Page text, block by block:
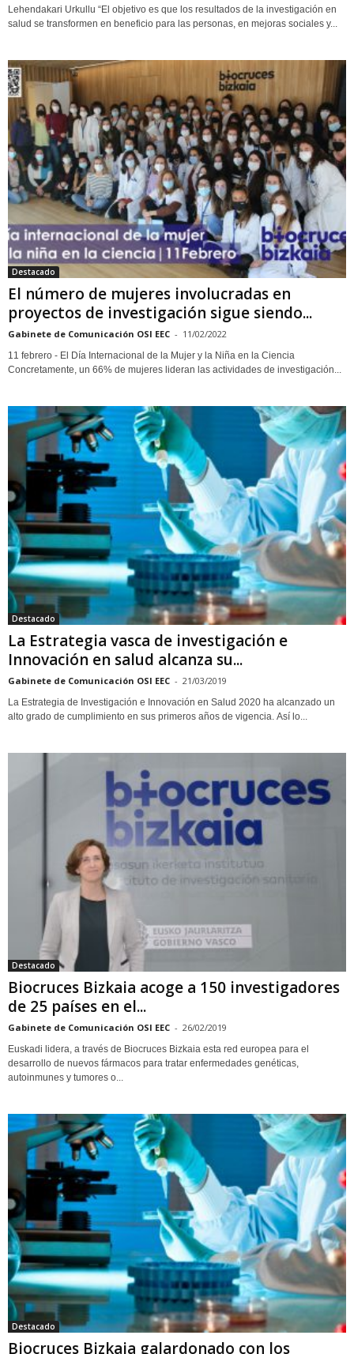
Lehendakari Urkullu “El objetivo es que los resultados de la investigación en
salud se transformen en beneficio para las personas, en mejoras sociales y...
Destacado
El número de mujeres involucradas en
proyectos de investigación sigue siendo...
Gabinete de Comunicación OSI EEC - 11/02/2022
11 febrero - El Día Internacional de la Mujer y la Niña en la Ciencia
Concretamente, un 66% de mujeres lideran las actividades de investigación...
Destacado
La Estrategia vasca de investigación e
Innovación en salud alcanza su...
Gabinete de Comunicación OSI EEC - 21/03/2019
La Estrategia de Investigación e Innovación en Salud 2020 ha alcanzado un
alto grado de cumplimiento en sus primeros años de vigencia. Así lo...
Destacado
Biocruces Bizkaia acoge a 150 investigadores
de 25 países en el...
Gabinete de Comunicación OSI EEC - 26/02/2019
Euskadi lidera, a través de Biocruces Bizkaia esta red europea para el
desarrollo de nuevos fármacos para tratar enfermedades genéticas,
autoinmunes y tumores o...
Destacado
Biocruces Bizkaia galardonado con los